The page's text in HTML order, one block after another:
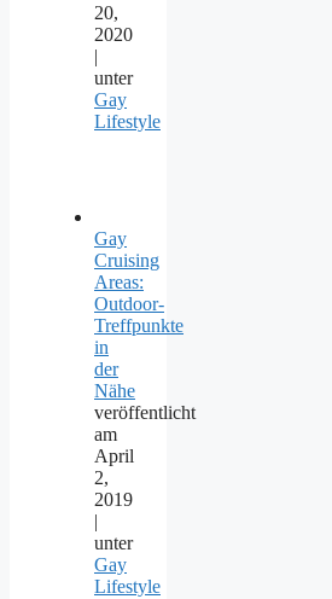
20,
2020
|
unter
Gay
Lifestyle
Gay
Cruising
Areas:
Outdoor-
Treffpunkte
in
der
Nähe
veröffentlicht
am
April
2,
2019
|
unter
Gay
Lifestyle